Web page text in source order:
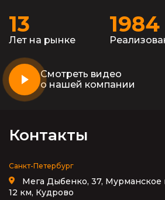
13
Лет на рынке
1984
Смотреть видео
о нашей компании
Контакты
Санкт-Петербург
Мега Дыбенко, 37, Мурманское
12 км, Кудрово